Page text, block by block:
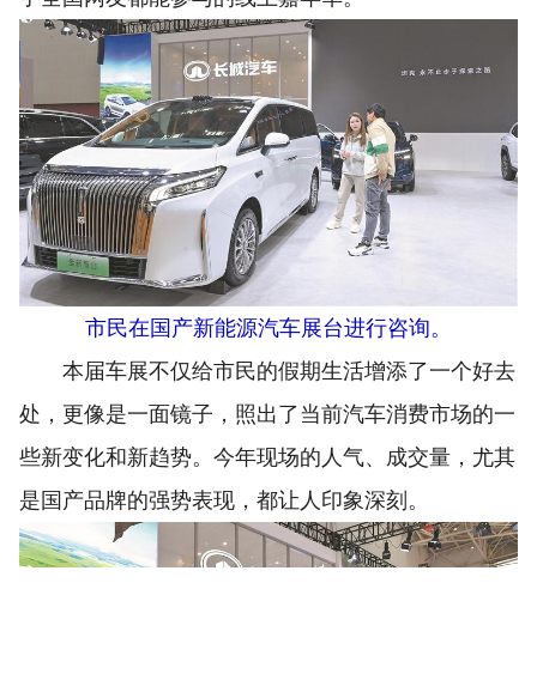
市民在国产新能源汽车展台进行咨询。
本届车展不仅给市民的假期生活增添了一个好去
处，更像是一面镜子，照出了当前汽车消费市场的一
些新变化和新趋势。今年现场的人气、成交量，尤其
是国产品牌的强势表现，都让人印象深刻。